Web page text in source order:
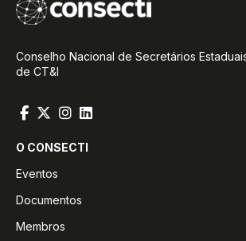
Conselho Nacional de Secretários
de CT&I
O CONSECTI
Eventos
Documentos
Membros